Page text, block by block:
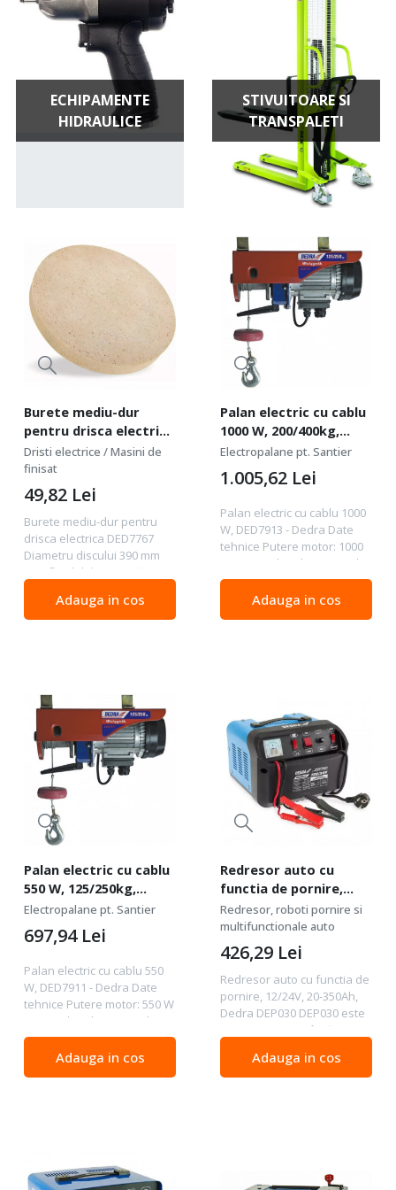
ECHIPAMENTE
HIDRAULICE
STIVUITOARE SI
TRANSPALETI
Burete mediu-dur
pentru drisca electrica
DED7767
Dristi electrice / Masini de
finisat
Burete mediu-dur pentru
drisca electrica DED7767
Diametru discului 390 mm
Disc flexibil din spumă
de tencuit DED7767. Discul
este folosit pentru gletuirea
49,82 Lei
Adauga in cos
Palan electric cu cablu
1000 W, 200/400kg,
DED7913 - Dedra
Electropalane pt. Santier
Palan electric cu cablu 1000
W, DED7913 - Dedra Date
tehnice Putere motor: 1000
W Putere de ridicare: 200 kg
/ cablu 12 m, 400 kg / cablu 6
m Greutate: 17,5 kg
Descriere: Electropalan
1.005,62 Lei
Adauga in cos
Palan electric cu cablu
550 W, 125/250kg,
DED7911 - Dedra
Electropalane pt. Santier
Palan electric cu cablu 550
W, DED7911 - Dedra Date
tehnice Putere motor: 550 W
Putere de ridicare: 125 kg /
cablu 12 m, 250 kg / cablu 6
m Greutate: 12,5 kg
Descriere: Electropalan
697,94 Lei
Adauga in cos
Redresor auto cu
functia de pornire,
12/24V, 20-350Ah, Dedra
DEP030
Redresor, roboti pornire si
multifunctionale auto
Redresor auto cu functia de
pornire, 12/24V, 20-350Ah,
Dedra DEP030 DEP030 este
conceput pentru încărcarea
capacitate de 12/24 V și o
capacitate de 20-350 Ah, cu
426,29 Lei
Adauga in cos